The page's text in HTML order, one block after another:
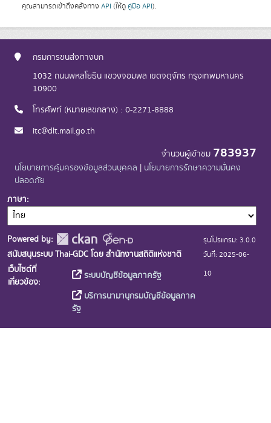
คุณสามารถเข้าถึงคลังทาง API (ให้ดู คู่มือ API).
กรมการขนส่งทางบก
1032 ถนนพหลโยธิน แขวงจอมพล เขตจตุจักร กรุงเทพมหานคร
10900
โทรศัพท์ (หมายเลขกลาง) : 0-2271-8888
itc@dlt.mail.go.th
จำนวนผู้เข้าชม 783937
นโยบายการคุ้มครองข้อมูลส่วนบุคคล | นโยบายการรักษาความมั่นคง
ปลอดภัย
ภาษา
Powered by:
สนับสนุนระบบ Thai-GDC โดย สำนักงานสถิติแห่งชาติ
เว็บไซต์ที่
เกี่ยวข้อง:
ระบบบัญชีข้อมูลภาครัฐ
บริการนามานุกรมบัญชีข้อมูลภาค
รัฐ
รุ่นโปรแกรม: 3.0.0
วันที่: 2025-06-
10